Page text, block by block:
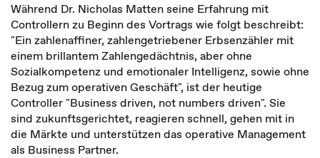
Während Dr. Nicholas Matten seine Erfahrung mit
Controllern zu Beginn des Vortrags wie folgt beschreibt:
"Ein zahlenaffiner, zahlengetriebener Erbsenzähler mit
einem brillantem Zahlengedächtnis, aber ohne
Sozialkompetenz und emotionaler Intelligenz, sowie ohne
Bezug zum operativen Geschäft", ist der heutige
Controller "Business driven, not numbers driven". Sie
sind zukunftsgerichtet, reagieren schnell, gehen mit in
die Märkte und unterstützen das operative Management
als Business Partner.